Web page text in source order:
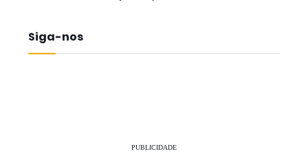
Siga-nos
PUBLICIDADE